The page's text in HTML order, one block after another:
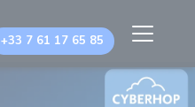
+33 7 61 17 65 85